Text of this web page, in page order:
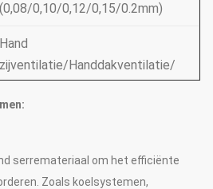
(0,08/0,10/0,12/0,15/0.2mm)
Hand
zijventilatie/Handdakventilatie/
Elektrische
1.33m / 1.2/1,0/2,0 of aangepast
serremateriaal om het efficiënte
Zoals koelsystemen,